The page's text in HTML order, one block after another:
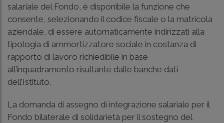
salariale del Fondo, è disponibile la funzione che
consente, selezionando il codice fiscale o la matricola
aziendale, di essere automaticamente indirizzati alla
tipologia di ammortizzatore sociale in costanza di
rapporto di lavoro richiedibile in base
all’inquadramento risultante dalle banche dati
dell’Istituto.
La domanda di assegno di integrazione salariale per il
Fondo bilaterale di solidarietà per il sostegno del